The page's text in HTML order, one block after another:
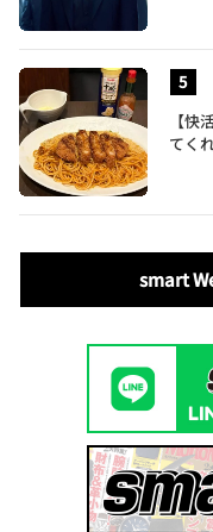
【快
てく
smart